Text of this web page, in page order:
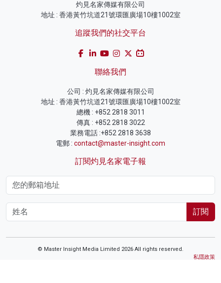
灼見名家傳媒有限公司
地址 : 香港黃竹坑道21號環匯廣場10樓1002室
追蹤我們的社交平台
聯絡我們
公司 : 灼見名家傳媒有限公司
地址 : 香港黃竹坑道21號環匯廣場10樓1002室
總機 : +852 2818 3011
傳真 : +852 2818 3022
業務電話 :+852 2818 3638
電郵 : contact@master-insight.com
訂閱灼見名家電子報
訂閱
© Master Insight Media Limited 2026 All rights reserved.
私隱政策